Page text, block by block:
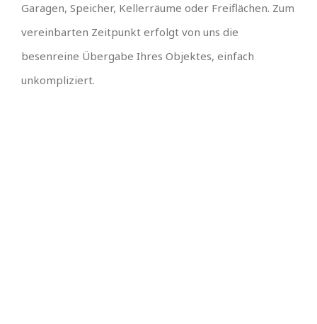
Garagen, Speicher, Kellerräume oder Freiflächen. Zum
vereinbarten Zeitpunkt erfolgt von uns die
besenreine Übergabe Ihres Objektes, einfach
unkompliziert.